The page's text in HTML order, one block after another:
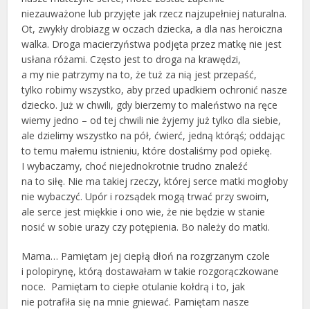
niezauważone lub przyjęte jak rzecz najzupełniej naturalna.
Ot, zwykły drobiazg w oczach dziecka, a dla nas heroiczna
walka. Droga macierzyństwa podjęta przez matkę nie jest
usłana różami. Często jest to droga na krawędzi,
a my nie patrzymy na to, że tuż za nią jest przepaść,
tylko robimy wszystko, aby przed upadkiem ochronić nasze
dziecko. Już w chwili, gdy bierzemy to maleństwo na ręce
wiemy jedno – od tej chwili nie żyjemy już tylko dla siebie,
ale dzielimy wszystko na pół, ćwierć, jedną którąś; oddając
to temu małemu istnieniu, które dostaliśmy pod opiekę.
I wybaczamy, choć niejednokrotnie trudno znaleźć
na to siłę. Nie ma takiej rzeczy, której serce matki mogłoby
nie wybaczyć. Upór i rozsądek mogą trwać przy swoim,
ale serce jest miękkie i ono wie, że nie będzie w stanie
nosić w sobie urazy czy potępienia. Bo należy do matki.
Mama… Pamiętam jej ciepłą dłoń na rozgrzanym czole
i polopirynę, którą dostawałam w takie rozgorączkowane
noce. Pamiętam to ciepłe otulanie kołdrą i to, jak
nie potrafiła się na mnie gniewać. Pamiętam nasze